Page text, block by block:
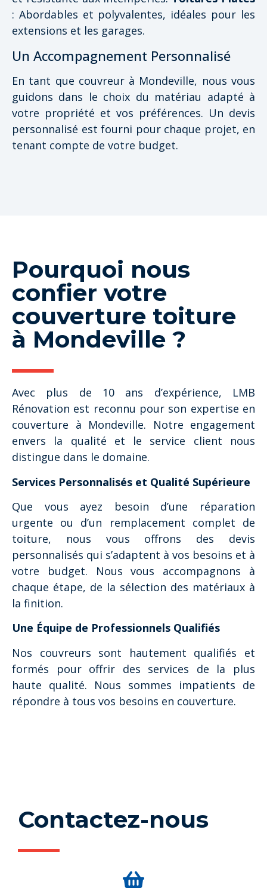
: Abordables et polyvalentes, idéales pour les
extensions et les garages.
Un Accompagnement Personnalisé
En tant que couvreur à Mondeville, nous vous
guidons dans le choix du matériau adapté à
votre propriété et vos préférences. Un devis
personnalisé est fourni pour chaque projet, en
tenant compte de votre budget.
Pourquoi nous
confier votre
couverture toiture
à Mondeville ?
Avec plus de 10 ans d’expérience, LMB
Rénovation est reconnu pour son expertise en
couverture à Mondeville. Notre engagement
envers la qualité et le service client nous
distingue dans le domaine.
Services Personnalisés et Qualité Supérieure
Que vous ayez besoin d’une réparation
urgente ou d’un remplacement complet de
toiture, nous vous offrons des devis
personnalisés qui s’adaptent à vos besoins et à
votre budget. Nous vous accompagnons à
chaque étape, de la sélection des matériaux à
la finition.
Une Équipe de Professionnels Qualifiés
Nos couvreurs sont hautement qualifiés et
formés pour offrir des services de la plus
haute qualité. Nous sommes impatients de
répondre à tous vos besoins en couverture.
Contactez-nous